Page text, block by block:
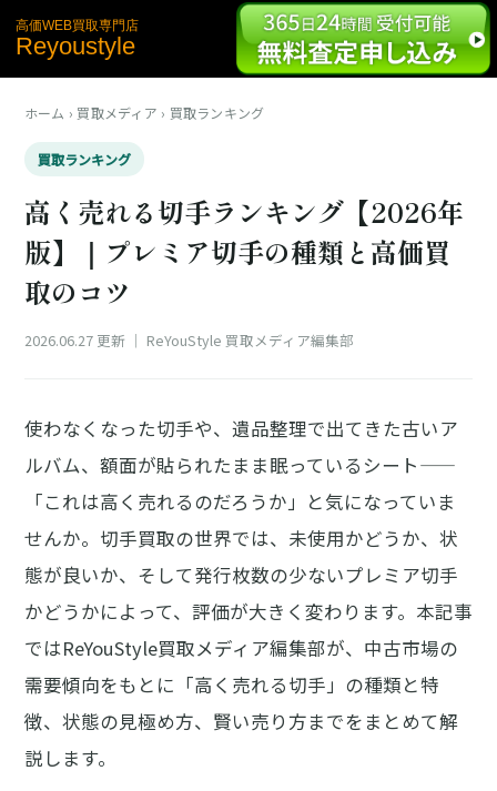
高価WEB買取専門店
Reyoustyle
ホーム › 買取メディア › 買取ランキング
買取ランキング
高く売れる切手ランキング【2026年
版】｜プレミア切手の種類と高価買
取のコツ
2026.06.27 更新 ｜ ReYouStyle 買取メディア編集部
使わなくなった切手や、遺品整理で出てきた古いア
ルバム、額面が貼られたまま眠っているシート——
「これは高く売れるのだろうか」と気になっていま
せんか。 切手買取の世界では、未使用かどうか、状
態が良いか、そして発行枚数の少ないプレミア切手
かどうかによって、評価が大きく変わります。本記事
ではReYouStyle買取メディア編集部が、中古市場の
需要傾向をもとに「高く売れる切手」の種類と特
徴、状態の見極め方、賢い売り方までをまとめて解
説します。